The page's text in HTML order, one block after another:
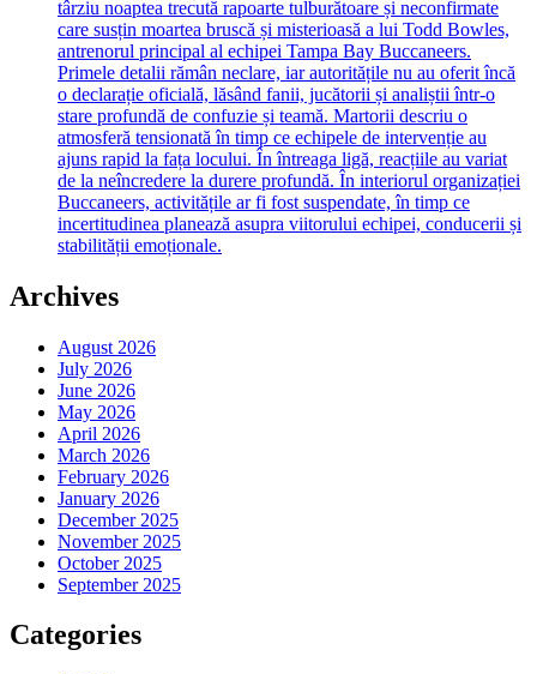
târziu noaptea trecută rapoarte tulburătoare și neconfirmate
care susțin moartea bruscă și misterioasă a lui Todd Bowles,
antrenorul principal al echipei Tampa Bay Buccaneers.
Primele detalii rămân neclare, iar autoritățile nu au oferit încă
o declarație oficială, lăsând fanii, jucătorii și analiștii într-o
stare profundă de confuzie și teamă. Martorii descriu o
atmosferă tensionată în timp ce echipele de intervenție au
ajuns rapid la fața locului. În întreaga ligă, reacțiile au variat
de la neîncredere la durere profundă. În interiorul organizației
Buccaneers, activitățile ar fi fost suspendate, în timp ce
incertitudinea planează asupra viitorului echipei, conducerii și
stabilității emoționale.
Archives
August 2026
July 2026
June 2026
May 2026
April 2026
March 2026
February 2026
January 2026
December 2025
November 2025
October 2025
September 2025
Categories